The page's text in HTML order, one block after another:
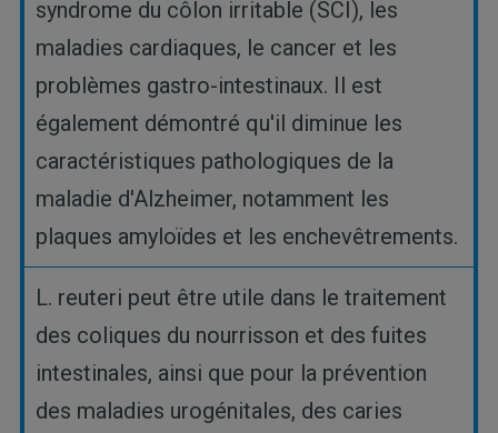
syndrome du côlon irritable (SCI), les
maladies cardiaques, le cancer et les
problèmes gastro-intestinaux. Il est
également démontré qu'il diminue les
caractéristiques pathologiques de la
maladie d'Alzheimer, notamment les
plaques amyloïdes et les enchevêtrements.
L. reuteri peut être utile dans le traitement
des coliques du nourrisson et des fuites
intestinales, ainsi que pour la prévention
des maladies urogénitales, des caries